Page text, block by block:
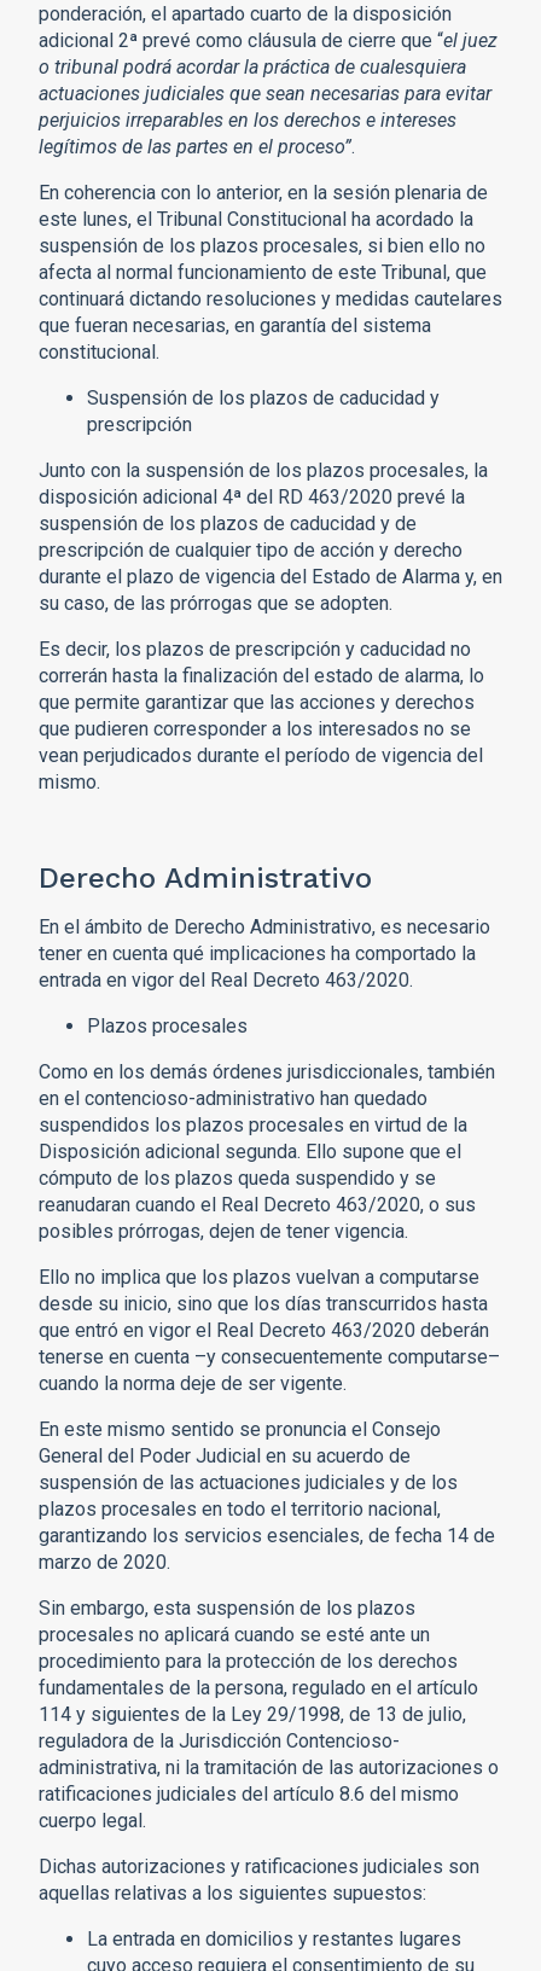
ponderación, el apartado cuarto de la disposición
adicional 2ª prevé como cláusula de cierre que “el juez
o tribunal podrá acordar la práctica de cualesquiera
actuaciones judiciales que sean necesarias para evitar
perjuicios irreparables en los derechos e intereses
legítimos de las partes en el proceso”.
En coherencia con lo anterior, en la sesión plenaria de
este lunes, el Tribunal Constitucional ha acordado la
suspensión de los plazos procesales, si bien ello no
afecta al normal funcionamiento de este Tribunal, que
continuará dictando resoluciones y medidas cautelares
que fueran necesarias, en garantía del sistema
constitucional.
Suspensión de los plazos de caducidad y
prescripción
Junto con la suspensión de los plazos procesales, la
disposición adicional 4ª del RD 463/2020 prevé la
suspensión de los plazos de caducidad y de
prescripción de cualquier tipo de acción y derecho
durante el plazo de vigencia del Estado de Alarma y, en
su caso, de las prórrogas que se adopten.
Es decir, los plazos de prescripción y caducidad no
correrán hasta la finalización del estado de alarma, lo
que permite garantizar que las acciones y derechos
que pudieren corresponder a los interesados no se
vean perjudicados durante el período de vigencia del
mismo.
Derecho Administrativo
En el ámbito de Derecho Administrativo, es necesario
tener en cuenta qué implicaciones ha comportado la
entrada en vigor del Real Decreto 463/2020.
Plazos procesales
Como en los demás órdenes jurisdiccionales, también
en el contencioso-administrativo han quedado
suspendidos los plazos procesales en virtud de la
Disposición adicional segunda. Ello supone que el
cómputo de los plazos queda suspendido y se
reanudaran cuando el Real Decreto 463/2020, o sus
posibles prórrogas, dejen de tener vigencia.
Ello no implica que los plazos vuelvan a computarse
desde su inicio, sino que los días transcurridos hasta
que entró en vigor el Real Decreto 463/2020 deberán
tenerse en cuenta –y consecuentemente computarse–
cuando la norma deje de ser vigente.
En este mismo sentido se pronuncia el Consejo
General del Poder Judicial en su acuerdo de
suspensión de las actuaciones judiciales y de los
plazos procesales en todo el territorio nacional,
garantizando los servicios esenciales, de fecha 14 de
marzo de 2020.
Sin embargo, esta suspensión de los plazos
procesales no aplicará cuando se esté ante un
procedimiento para la protección de los derechos
fundamentales de la persona, regulado en el artículo
114 y siguientes de la Ley 29/1998, de 13 de julio,
reguladora de la Jurisdicción Contencioso-
administrativa, ni la tramitación de las autorizaciones o
ratificaciones judiciales del artículo 8.6 del mismo
cuerpo legal.
Dichas autorizaciones y ratificaciones judiciales son
aquellas relativas a los siguientes supuestos:
La entrada en domicilios y restantes lugares
cuyo acceso requiera el consentimiento de su